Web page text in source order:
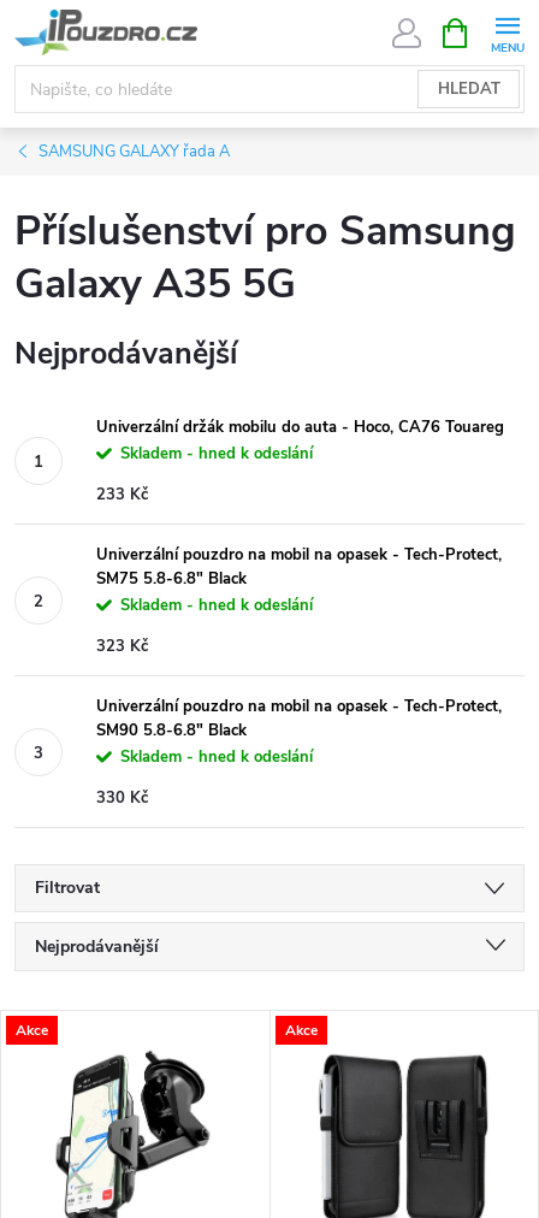
na
obsah
HLEDAT
NÁKUPNÍ
KOŠÍK
SAMSUNG GALAXY řada A
Příslušenství pro Samsung
Galaxy A35 5G
Nejprodávanější
Univerzální držák mobilu do auta - Hoco, CA76 Touareg
Skladem - hned k odeslání
233 Kč
Univerzální pouzdro na mobil na opasek - Tech-Protect,
SM75 5.8-6.8" Black
Skladem - hned k odeslání
323 Kč
Univerzální pouzdro na mobil na opasek - Tech-Protect,
SM90 5.8-6.8" Black
Skladem - hned k odeslání
330 Kč
Filtrovat
Ř
a
Nejprodávanější
Nejdražší
Abecedně
V
Akce Akce